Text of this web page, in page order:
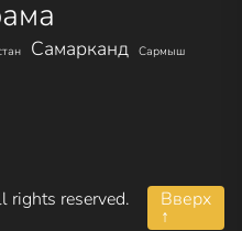
Самарканд Сармыш
rights reserved. Вверх
↑